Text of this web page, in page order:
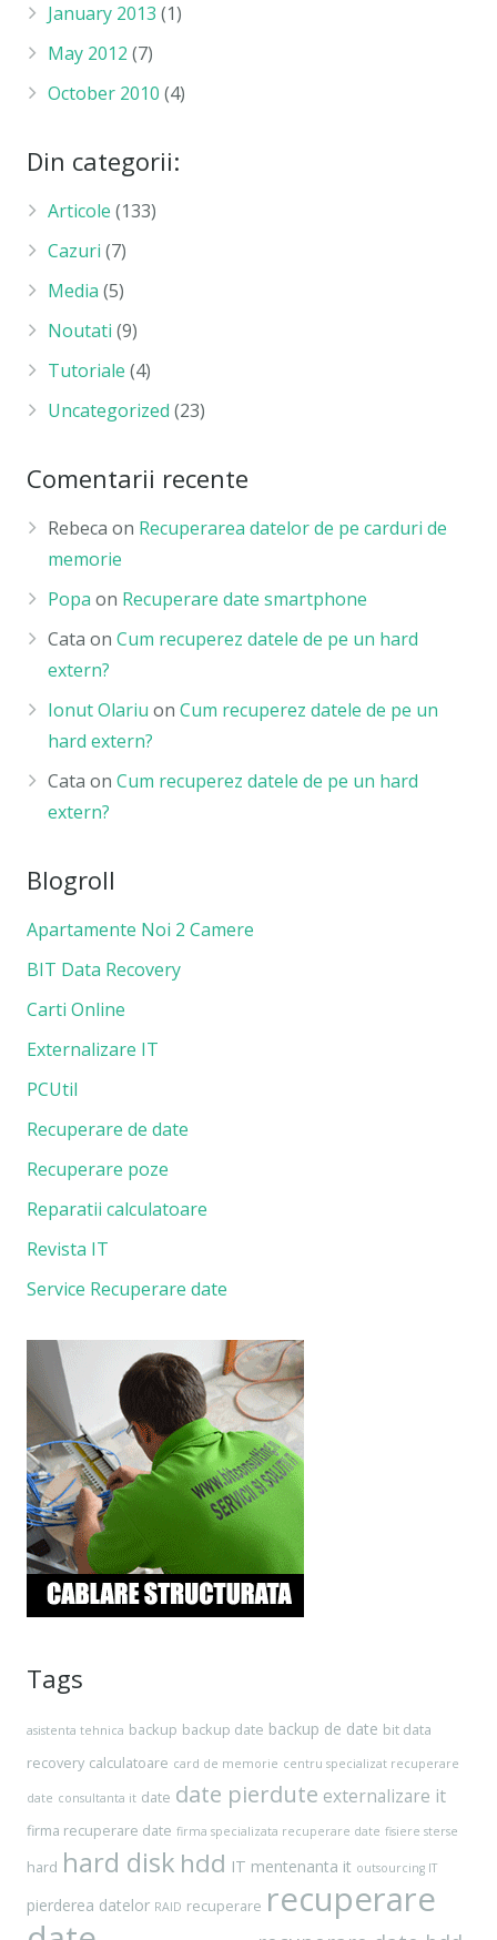
January 2013 (1)
May 2012 (7)
October 2010 (4)
Din categorii:
Articole (133)
Cazuri (7)
Media (5)
Noutati (9)
Tutoriale (4)
Uncategorized (23)
Comentarii recente
Rebeca on Recuperarea datelor de pe carduri de
memorie
Popa on Recuperare date smartphone
Cata onCum recuperez datele de pe un hard
extern?
Ionut Olariu onCum recuperez datele de pe un
hard extern?
Cata onCum recuperez datele de pe un hard
extern?
Blogroll
Apartamente Noi 2 Camere
BIT Data Recovery
Carti Online
Externalizare IT
PCUtil
Recuperare de date
Recuperare poze
Reparatii calculatoare
Revista IT
Service Recuperare date
Tags
asistenta tehnica backup backup date backup de date bit data
recovery calculatoare card de memorie centru specializat recuperare
date consultanta it date date pierdute externalizare it
firma recuperare date firma specializata recuperare date fisiere sterse
hard hard disk hdd IT mentenanta it outsourcing IT
pierderea datelor RAID recuperare recuperare